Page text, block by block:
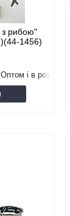
з рибою"
1456)
Оптом і в роздріб